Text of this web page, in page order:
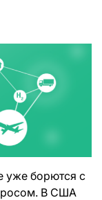
уже борются с
В США